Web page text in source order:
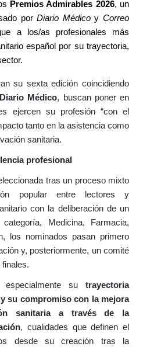
Premios Admirables 2026, un
porDiario MédicoyCorreo
a los/as profesionales más
español por su trayectoria,
su sexta edición coincidiendo
Médico, buscan poner en
ejercen su profesión “con el
tanto en la asistencia como
sanitaria.
profesional
tras un proceso mixto
popular entre lectores y
con la deliberación de un
Medicina, Farmacia,
los nominados pasan primero
y, posteriormente, un comité
su trayectoria
su compromiso con la mejora
sanitaria a través de la
, cualidades que definen el
desde su creación tras la